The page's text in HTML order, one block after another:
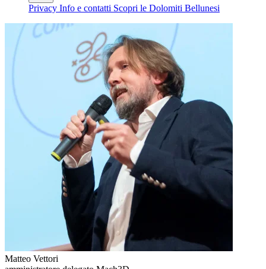
Privacy Info e contatti Scopri le Dolomiti Bellunesi
Matteo Vettori